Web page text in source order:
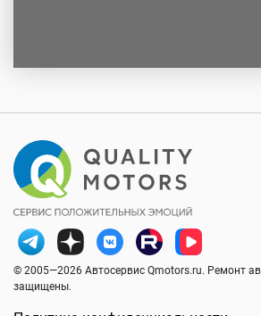
© 2005—2026 Автосервис Qmotors.ru. Ремонт
защищены.